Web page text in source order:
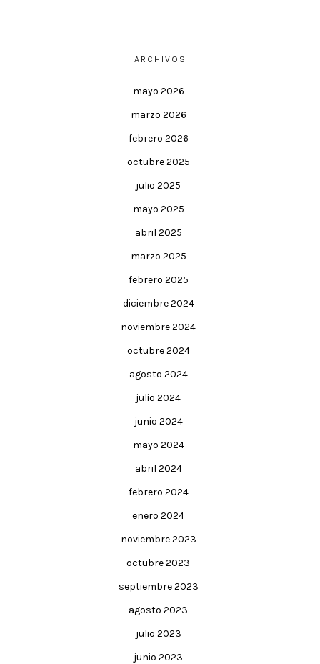
ARCHIVOS
mayo 2026
marzo 2026
febrero 2026
octubre 2025
julio 2025
mayo 2025
abril 2025
marzo 2025
febrero 2025
diciembre 2024
noviembre 2024
octubre 2024
agosto 2024
julio 2024
junio 2024
mayo 2024
abril 2024
febrero 2024
enero 2024
noviembre 2023
octubre 2023
septiembre 2023
agosto 2023
julio 2023
junio 2023